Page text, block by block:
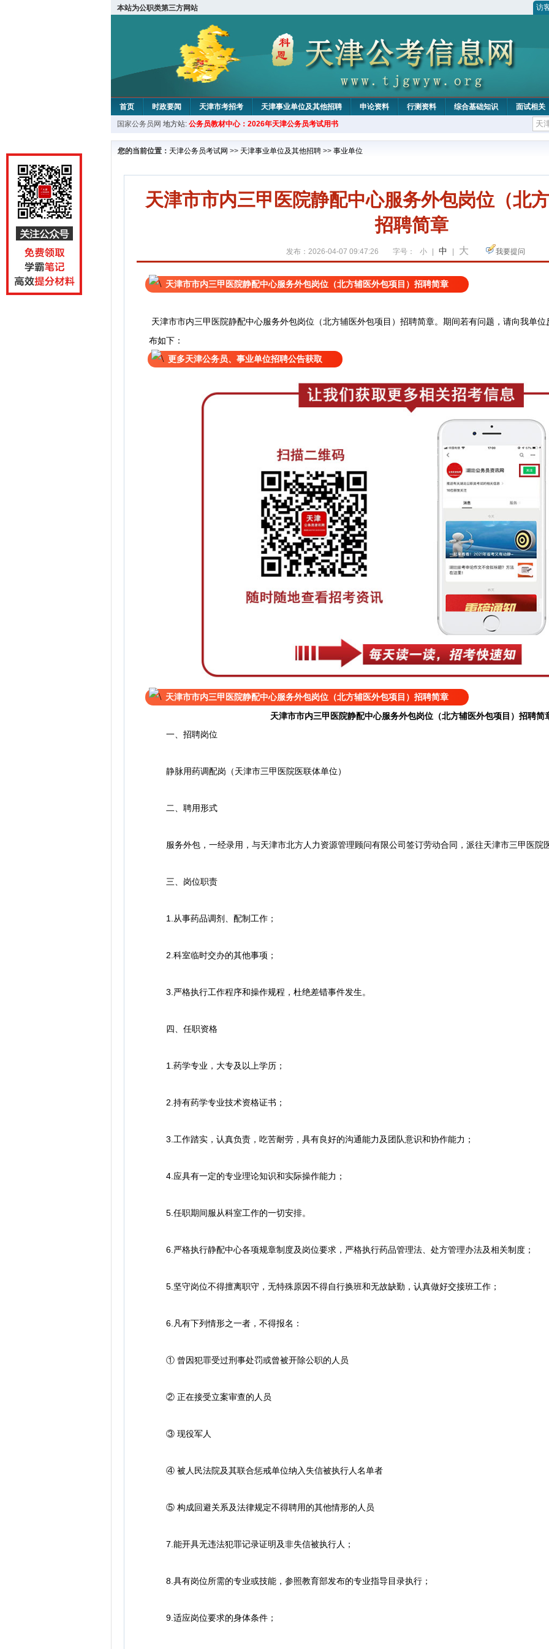
本站为公职类第三方网站 访
首页 时政要闻 天津市考招考 天津事业单位及其他招聘 申论资料 行测资料 综合基础知识 面试相关
教材中心
国家公务员网 地方站: 公务员教材中心：2026年天津公务员考试用书
您的当前位置： 天津公务员考试网 >> 天津事业单位及其他招聘 >> 事业单位
天津市市内三甲医院静配中心服务外包岗位（北
招聘简章
发布：2026-04-07 09:47:26 字号： 小 中 大 我要提问
天津市市内三甲医院静配中心服务外包岗位（北方辅医外包项目）招聘简章
天津市市内三甲医院静配中心服务外包岗位（北方辅医外包项目）招聘简章。 期间若有问题，请向我单位
布如下：
更多天津公务员、事业单位招聘公告获取
天津市市内三甲医院静配中心服务外包岗位（北方辅医外包项目）招聘简章
天津市市内三甲医院静配中心服务外包岗位（北方辅医外包项目）招聘简
一、招聘岗位
静脉用药调配岗（天津市三甲医院医联体单位）
二、聘用形式
服务外包，一经录用，与天津市北方人力资源管理顾问有限公司签订劳动合同，派往天津市三甲医院
三、岗位职责
1.从事药品调剂、配制工作；
2.科室临时交办的其他事项；
3.严格执行工作程序和操作规程，杜绝差错事件发生。
四、任职资格
1.药学专业，大专及以上学历；
2.持有药学专业技术资格证书；
3.工作踏实，认真负责，吃苦耐劳，具有良好的沟通能力及团队意识和协作能力；
4.应具有一定的专业理论知识和实际操作能力；
5.任职期间服从科室工作的一切安排。
6.严格执行静配中心各项规章制度及岗位要求，严格执行药品管理法、处方管理办法及相关制度；
5.坚守岗位不得擅离职守，无特殊原因不得自行换班和无故缺勤，认真做好交接班工作；
6.凡有下列情形之一者，不得报名：
① 曾因犯罪受过刑事处罚或曾被开除公职的人员
② 正在接受立案审查的人员
③ 现役军人
④ 被人民法院及其联合惩戒单位纳入失信被执行人名单者
⑤ 构成回避关系及法律规定不得聘用的其他情形的人员
7.能开具无违法犯罪记录证明及非失信被执行人；
8.具有岗位所需的专业或技能，参照教育部发布的专业指导目录执行；
9.适应岗位要求的身体条件；